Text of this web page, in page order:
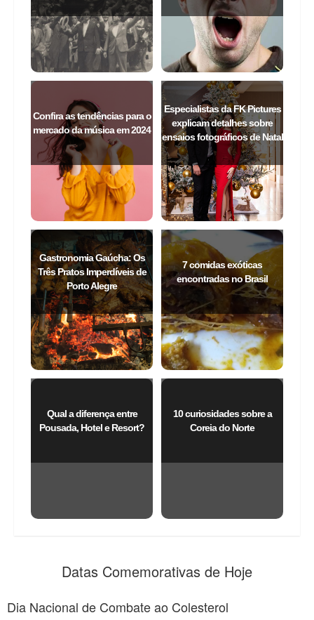
Confira as tendências para o
mercado da música em 2024
Especialistas da FK Pictures
explicam detalhes sobre
ensaios fotográficos de Natal
Gastronomia Gaúcha: Os
Três Pratos Imperdíveis de
Porto Alegre
7 comidas exóticas
encontradas no Brasil
Qual a diferença entre
Pousada, Hotel e Resort?
10 curiosidades sobre a
Coreia do Norte
Datas Comemorativas de Hoje
Dia Nacional de Combate ao Colesterol